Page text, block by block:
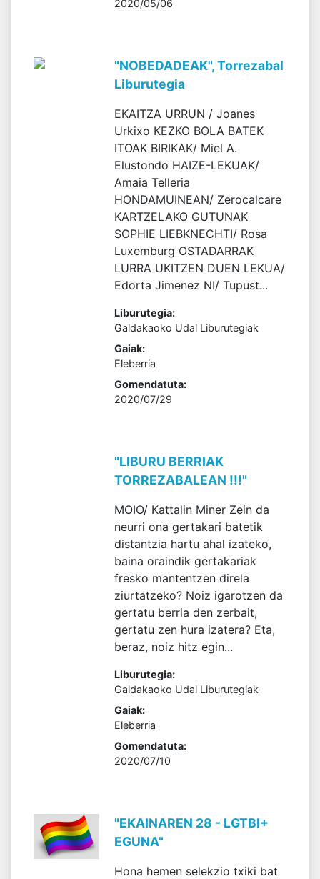
2020/05/06
"NOBEDADEAK", Torrezabal
Liburutegia
EKAITZA URRUN / Joanes
Urkixo KEZKO BOLA BATEK
ITOAK BIRIKAK/ Miel A.
Elustondo HAIZE-LEKUAK/
Amaia Telleria
HONDAMUINEAN/ Zerocalcare
KARTZELAKO GUTUNAK
SOPHIE LIEBKNECHTI/ Rosa
Luxemburg OSTADARRAK
LURRA UKITZEN DUEN LEKUA/
Edorta Jimenez NI/ Tupust...
Liburutegia:
Galdakaoko Udal Liburutegiak
Gaiak:
Eleberria
Gomendatuta:
2020/07/29
"LIBURU BERRIAK
TORREZABALEAN !!!"
MOIO/ Kattalin Miner Zein da
neurri ona gertakari batetik
distantzia hartu ahal izateko,
baina oraindik gertakariak
fresko mantentzen direla
ziurtatzeko? Noiz igarotzen da
gertatu berria den zerbait,
gertatu zen hura izatera? Eta,
beraz, noiz hitz egin...
Liburutegia:
Galdakaoko Udal Liburutegiak
Gaiak:
Eleberria
Gomendatuta:
2020/07/10
"EKAINAREN 28 - LGTBI+
EGUNA"
Hona hemen selekzio txiki bat